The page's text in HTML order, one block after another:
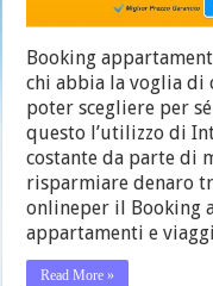
Booking
chi abbia la voglia
poter scegliere per
questo l’utilizzo di
costante da parte di
risparmiare denaro
onlineper il Booking
appartamenti e
Read More »